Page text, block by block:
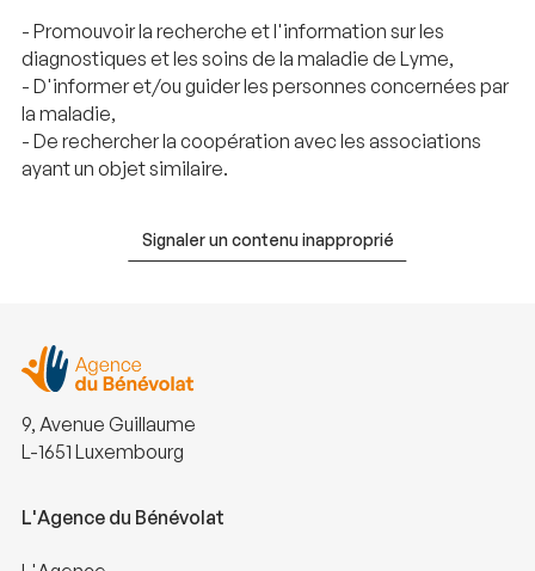
- Promouvoir la recherche et l'information sur les
diagnostiques et les soins de la maladie de Lyme,
- D'informer et/ou guider les personnes concernées par
la maladie,
- De rechercher la coopération avec les associations
ayant un objet similaire.
Signaler un contenu inapproprié
9, Avenue Guillaume
L-1651 Luxembourg
L'Agence du Bénévolat